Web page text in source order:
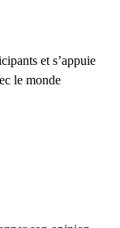
et s’appuie
le monde